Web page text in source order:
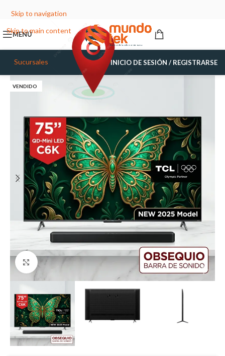
Skip to navigation
Skip to main content
MENÚ
Sucursales INICIO DE SESIÓN / REGISTRARSE
VENDIDO
Haga Click para agrandar